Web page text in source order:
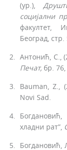
(ур.),
социјални
факултет,
Београд, стр.
Антонић, С.,
Печат, бр.
Bauman, Z.,
Novi Sad.
хладни рат”,
Богдановић,